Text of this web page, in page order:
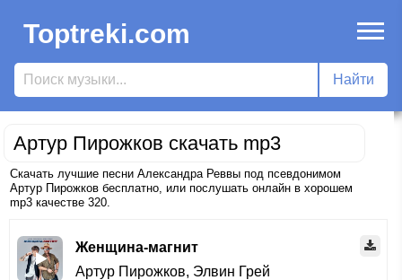
Toptreki.com
Артур Пирожков скачать mp3
Скачать лучшие песни Александра Реввы под псевдонимом
Артур Пирожков бесплатно, или послушать онлайн в хорошем
mp3 качестве 320.
Женщина-магнит
Артур Пирожков, Элвин Грей